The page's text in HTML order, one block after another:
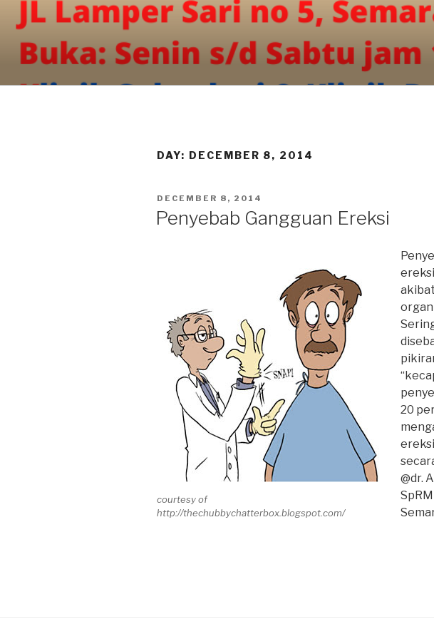
content
DAY: DECEMBER 8, 2014
POSTED
DECEMBER 8, 2014
Penyebab Gangguan Ereksi
courtesy of
http://thechubbychatterbox.blogspot.com/
20
@dr.